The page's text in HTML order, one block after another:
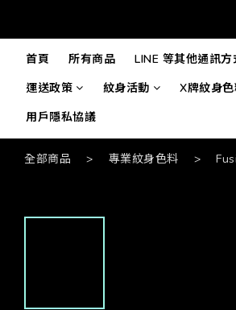
首頁 所有商品 LINE 等其他通訊方
運送政策
紋身活動 X牌紋身
用戶隱私協議
全部商品 > 專業紋身色料 >